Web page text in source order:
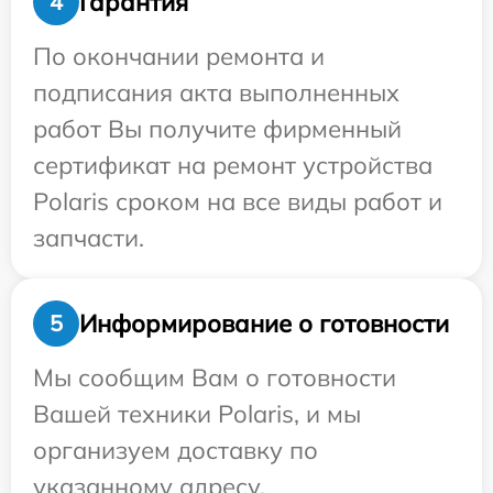
По окончании ремонта и
подписания акта выполненных
работ Вы получите фирменный
сертификат на ремонт устройства
Polaris сроком на все виды работ и
запчасти.
5
Информирование о готовности
Мы сообщим Вам о готовности
Вашей техники Polaris, и мы
организуем доставку по
указанному адресу.